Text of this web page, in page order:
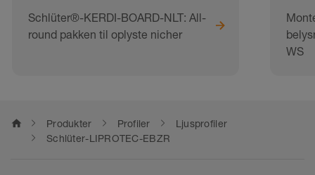
Schlüter®-KERDI-BOARD-NLT: All-
round pakken til oplyste nicher
WS
home Produkter Profiler
Ljusprofiler
Schlüter-LIPROTEC-EBZR